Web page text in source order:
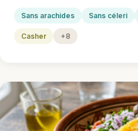
Sans arachides Sans céleri
Casher +8